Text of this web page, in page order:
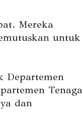
Mereka
untuk
Departemen
Tenaga
dan